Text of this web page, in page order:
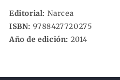
Editorial: Narcea
ISBN: 9788427720275
Año de edición: 2014